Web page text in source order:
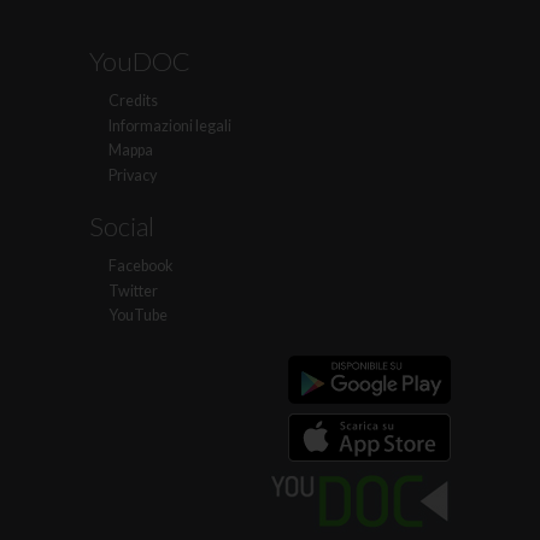
YouDOC
Credits
Informazioni legali
Mappa
Privacy
Social
Facebook
Twitter
YouTube